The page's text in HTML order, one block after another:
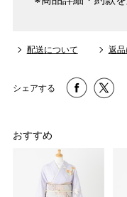
配送について 返
シェアする
おすすめ